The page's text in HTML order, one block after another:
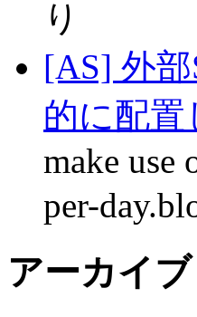
り
[AS] 外
的に配置
make use
per-
アーカイブ